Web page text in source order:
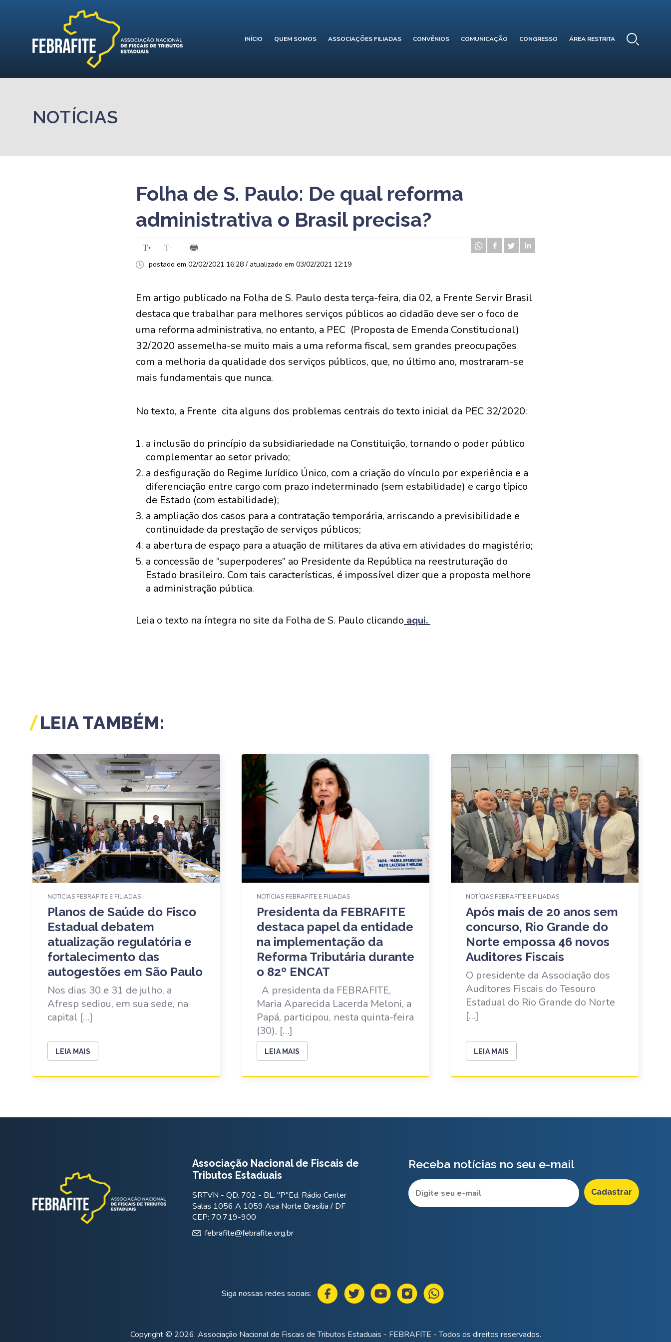
INÍCIO QUEM SOMOS ASSOCIAÇÕES FILIADAS CONVÊNIOS COMUNICAÇÃO CONGRESSO ÁREA RESTRITA
NOTÍCIAS
Folha de S. Paulo: De qual reforma
administrativa o Brasil precisa?
postado em 02/02/2021 16:28 / atualizado em 03/02/2021 12:19
Em artigo publicado na Folha de S. Paulo desta terça-feira, dia 02, a Frente Servir Brasil
destaca que trabalhar para melhores serviços públicos ao cidadão deve ser o foco de
uma reforma administrativa, no entanto, a PEC (Proposta de Emenda Constitucional)
32/2020 assemelha-se muito mais a uma reforma fiscal, sem grandes preocupações
com a melhoria da qualidade dos serviços públicos, que, no último ano, mostraram-se
mais fundamentais que nunca.
No texto, a Frente cita alguns dos problemas centrais do texto inicial da PEC 32/2020:
a inclusão do princípio da subsidiariedade na Constituição, tornando o poder público
complementar ao setor privado;
a desfiguração do Regime Jurídico Único, com a criação do vínculo por experiência e a
diferenciação entre cargo com prazo indeterminado (sem estabilidade) e cargo típico
de Estado (com estabilidade);
a ampliação dos casos para a contratação temporária, arriscando a previsibilidade e
continuidade da prestação de serviços públicos;
a abertura de espaço para a atuação de militares da ativa em atividades do magistério;
a concessão de “superpoderes” ao Presidente da República na reestruturação do
Estado brasileiro. Com tais características, é impossível dizer que a proposta melhore
a administração pública.
Leia o texto na íntegra no site da Folha de S. Paulo clicando aqui.
LEIA TAMBÉM:
NOTÍCIAS FEBRAFITE E FILIADAS
Planos de Saúde do Fisco
Estadual debatem
atualização regulatória e
fortalecimento das
autogestões em São Paulo
Nos dias 30 e 31 de julho, a
Afresp sediou, em sua sede, na
capital […]
LEIA MAIS
NOTÍCIAS FEBRAFITE E FILIADAS
Presidenta da FEBRAFITE
destaca papel da entidade
na implementação da
Reforma Tributária durante
o 82º ENCAT
A presidenta da FEBRAFITE,
Maria Aparecida Lacerda Meloni, a
Papá, participou, nesta quinta-feira
(30), […]
LEIA MAIS
NOTÍCIAS FEBRAFITE E FILIADAS
Após mais de 20 anos sem
concurso, Rio Grande do
Norte empossa 46 novos
Auditores Fiscais
O presidente da Associação dos
Auditores Fiscais do Tesouro
Estadual do Rio Grande do Norte
[…]
LEIA MAIS
Associação Nacional de Fiscais de
Tributos Estaduais
SRTVN - QD. 702 - BL. "P"Ed. Rádio Center
Salas 1056 A 1059 Asa Norte Brasília / DF
CEP: 70.719-900
febrafite@febrafite.org.br
Receba notícias no seu e-mail
Siga nossas redes sociais:
Copyright © 2026. Associação Nacional de Fiscais de Tributos Estaduais - FEBRAFITE - Todos os direitos reservados.